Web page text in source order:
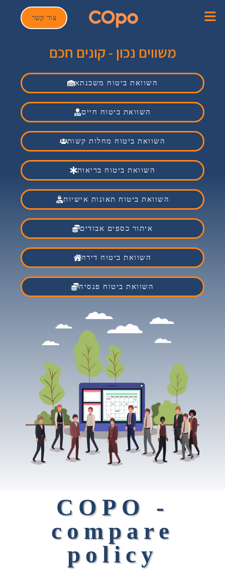
צור קשר
משווים נכון - קונים חכם
השוואת ביטוח משכנתא
השוואת ביטוח חיים
השוואת ביטוח מחלות קשות
השוואת ביטוח בריאות
השוואת ביטוח תאונות אישיות
איתור כספים אבודים
השוואת ביטוח דירה
השוואת ביטוח פנסיה
COPO -
compare
policy